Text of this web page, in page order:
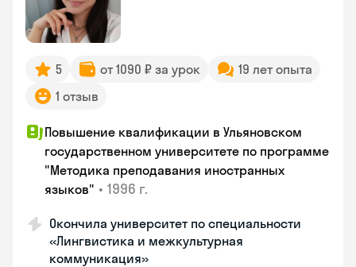
5 от 1090 ₽ за урок
19 лет опыта
1 отзыв
Повышение квалификации в Ульяновском
государственном университете по программе
"Методика преподавания иностранных
языков" • 1996 г.
Окончила университет по специальности
«Лингвистика и межкультурная
коммуникация»